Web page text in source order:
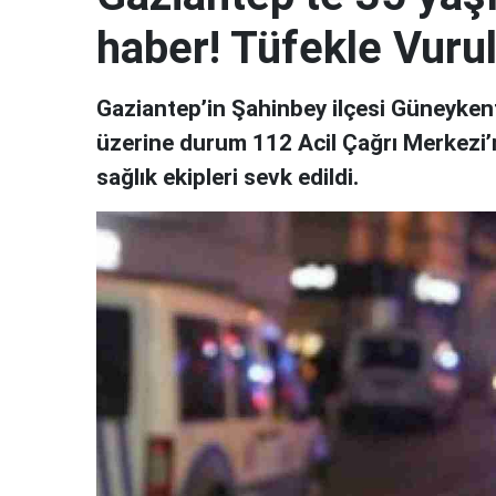
haber! Tüfekle
Gaziantep’in Şahinbey ilçesi
üzerine durum 112 Acil Çağrı
sağlık ekipleri sevk edildi.